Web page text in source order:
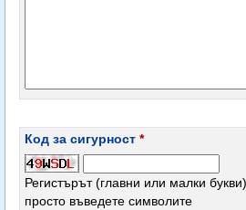
Код за сигурност *
Регистърът (главни или малки
просто въведете символите